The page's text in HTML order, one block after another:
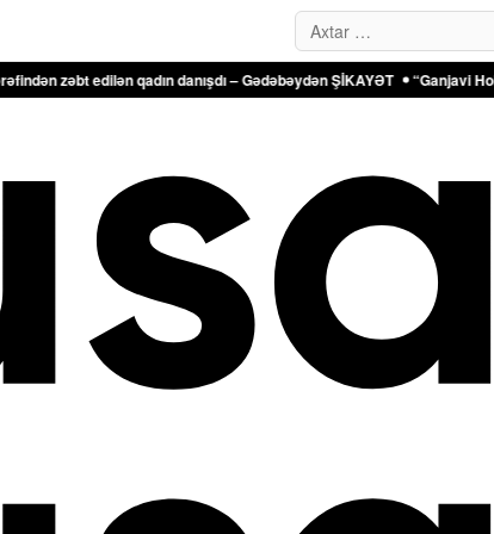
Search…
qadın danışdı – Gədəbəydən ŞİKAYƏT “Ganjavi Holding”